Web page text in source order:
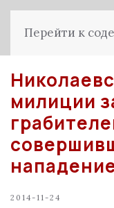
Перейти к
милиции
2014-11-24